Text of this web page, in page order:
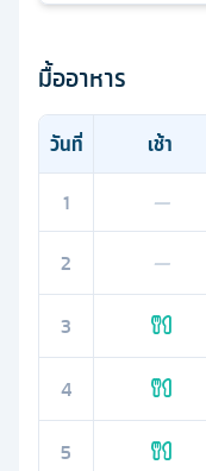
มื้ออาหาร
วันที่ เช้า
1
—
2
—
3
4
5